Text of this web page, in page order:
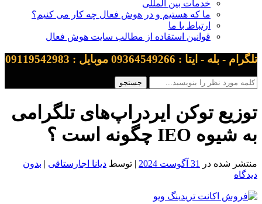
خدمات بین المللی
ما که هستیم و در هوش فعال چه کار می کنیم؟
ارتباط با ما
قوانین استفاده از مطالب سایت هوش فعال
تلگرام - بله - ایتا : 09364549266 موبایل : 09119542983
توزیع توکن ایردراپ‌های تلگرامی
به شیوه IEO چگونه است ؟
منتشر شده در 31 آگوست 2024 | توسط دیانا اجارستاقی | بدون
دیدگاه